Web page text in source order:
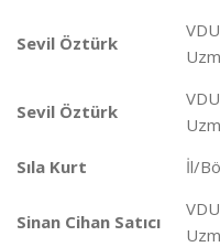
Sevil Öztürk
Sevil Öztürk
Sıla Kurt İl/
Sinan Cihan Satıcı